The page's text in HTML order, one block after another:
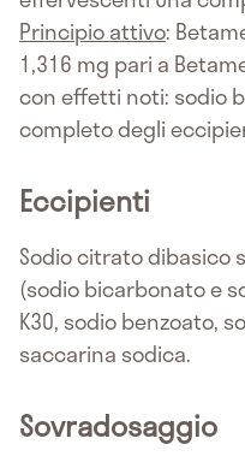
Principio attivo:
1,316 mg pari a
con effetti noti: sodio
completo degli
Eccipienti
Sodio citrato dibasico
(sodio bicarbonato e
K30, sodio benzoato,
saccarina sodica.
Sovradosaggio